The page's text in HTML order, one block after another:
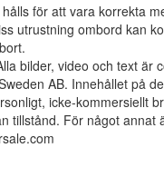
för att vara korrekta
utrustning ombord kan
bilder, video och text är
AB. Innehållet på
icke-kommersiellt
tillstånd. För något annat